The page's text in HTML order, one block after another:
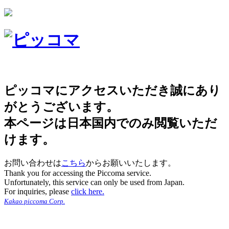
ピッコマにアクセスいただき誠にあり
がとうございます。
本ページは日本国内でのみ閲覧いただ
けます。
お問い合わせはこちらからお願いいたします。
Thank you for accessing the Piccoma service.
Unfortunately, this service can only be used from Japan.
For inquiries, please click here.
Kakao piccoma Corp.